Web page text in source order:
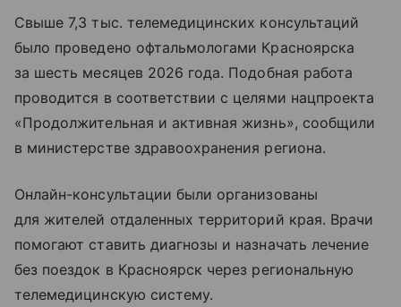
Свыше 7,3 тыс. телемедицинских консультаций
было проведено офтальмологами Красноярска
за шесть месяцев 2026 года. Подобная работа
проводится в соответствии с целями нацпроекта
«Продолжительная и активная жизнь», сообщили
в министерстве здравоохранения региона.
Онлайн-консультации были организованы
для жителей отдаленных территорий края. Врачи
помогают ставить диагнозы и назначать лечение
без поездок в Красноярск через региональную
телемедицинскую систему.